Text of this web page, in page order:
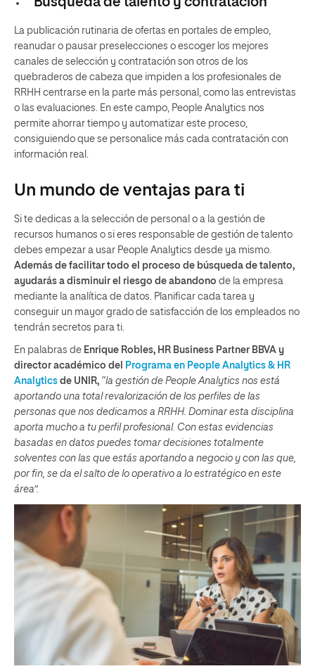
La publicación rutinaria de ofertas en portales de empleo,
reanudar o pausar preselecciones o escoger los mejores
canales de selección y contratación son otros de los
quebraderos de cabeza que impiden a los profesionales de
RRHH centrarse en la parte más personal, como las entrevistas
o las evaluaciones. En este campo, People Analytics nos
permite ahorrar tiempo y automatizar este proceso,
consiguiendo que se personalice más cada contratación con
información real.
Un mundo de ventajas para ti
Si te dedicas a la selección de personal o a la gestión de
recursos humanos o si eres responsable de gestión de talento
debes empezar a usar People Analytics desde ya mismo.
Además de facilitar todo el proceso de búsqueda de talento,
ayudarás a disminuir el riesgo de abandono de la empresa
mediante la analítica de datos. Planificar cada tarea y
conseguir un mayor grado de satisfacción de los empleados no
tendrán secretos para ti.
En palabras de Enrique Robles, HR Business Partner BBVA y
director académico del
Programa en People Analytics & HR
Analytics de UNIR, “la gestión de People Analytics nos está
aportando una total revalorización de los perfiles de las
personas que nos dedicamos a RRHH. Dominar esta disciplina
aporta mucho a tu perfil profesional. Con estas evidencias
basadas en datos puedes tomar decisiones totalmente
solventes con las que estás aportando a negocio y con las que,
por fin, se da el salto de lo operativo a lo estratégico en este
área”.